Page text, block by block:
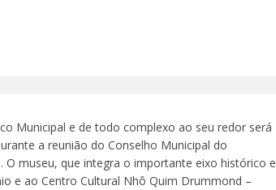
Municipal e de todo complexo ao seu redor será
a reunião do Conselho Municipal do
O museu, que integra o importante eixo histórico e
e ao Centro Cultural Nhô Quim Drummond –